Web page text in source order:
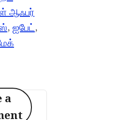
ஆஃபர்
,ஐபேட்,
a